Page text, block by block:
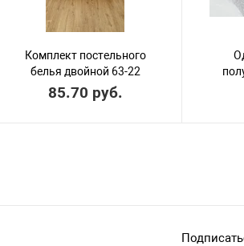
Комплект постельного
белья двойной 63-22
85.70 руб.